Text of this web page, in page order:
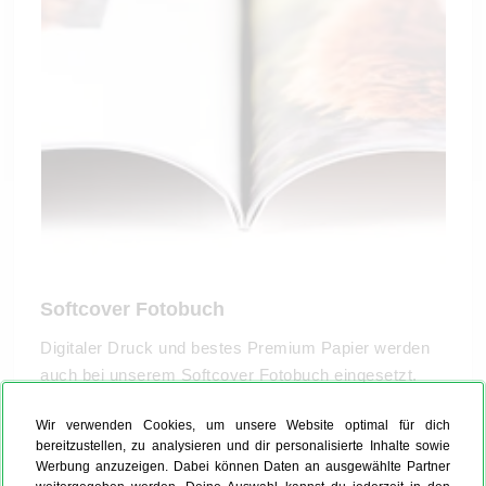
Wir verwenden Cookies, um unsere Website optimal für dich
bereitzustellen, zu analysieren und dir personalisierte Inhalte sowie
Werbung anzuzeigen. Dabei können Daten an ausgewählte Partner
Softcover Fotobuch
Digitaler Druck und bestes Premium Papier werden
auch bei unserem Softcover Fotobuch eingesetzt.
elastischer Einband. Damit wirkt es wie ein
Hochglanz-Magazin.